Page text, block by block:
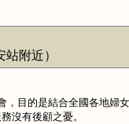
附近）
，目的是結合全國各地婦
沒有後顧之憂。